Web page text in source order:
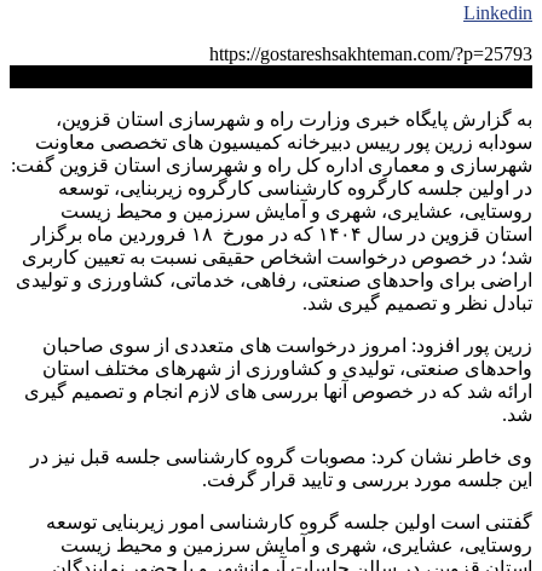
Linkedin
https://gostareshsakhteman.com/?p=25793
به گزارش پایگاه خبری وزارت راه و شهرسازی استان قزوین،
سودابه زرین پور رییس دبیرخانه کمیسیون های تخصصی معاونت
شهرسازی و معماری اداره کل راه و شهرسازی استان قزوین گفت:
در اولین جلسه کارگروه کارشناسی کارگروه زیربنایی، توسعه
روستایی، عشایری، شهری و آمایش سرزمین و محیط زیست
استان قزوین در سال ۱۴۰۴ که در مورخ ۱۸ فروردین ماه برگزار
شد؛ در خصوص درخواست اشخاص حقیقی نسبت به تعیین کاربری
اراضی برای واحدهای صنعتی، رفاهی، خدماتی، کشاورزی و تولیدی
تبادل نظر و تصمیم گیری شد.
زرین پور افزود: امروز درخواست های متعددی از سوی صاحبان
واحدهای صنعتی، تولیدی و کشاورزی از شهرهای مختلف استان
ارائه شد که در خصوص آنها بررسی های لازم انجام و تصمیم گیری
شد.
وی خاطر نشان کرد: مصوبات گروه کارشناسی جلسه قبل نیز در
این جلسه مورد بررسی و تایید قرار گرفت.
گفتنی است اولین جلسه گروه کارشناسی امور زیربنایی توسعه
روستایی، عشایری، شهری و آمایش سرزمین و محیط زیست